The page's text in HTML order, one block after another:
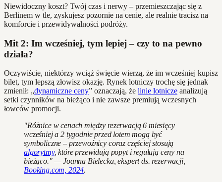
Niewidoczny koszt? Twój czas i nerwy – przemieszczając się z
Berlinem w tle, zyskujesz pozornie na cenie, ale realnie tracisz na
komforcie i przewidywalności podróży.
Mit 2: Im wcześniej, tym lepiej – czy to na pewno
działa?
Oczywiście, niektórzy wciąż święcie wierzą, że im wcześniej kupisz
bilet, tym lepszą złowisz okazję. Rynek lotniczy trochę się jednak
zmienił: „dynamiczne ceny” oznaczają, że linie lotnicze analizują
setki czynników na bieżąco i nie zawsze premiują wczesnych
łowców promocji.
"Różnice w cenach między rezerwacją 6 miesięcy
wcześniej a 2 tygodnie przed lotem mogą być
symboliczne – przewoźnicy coraz częściej stosują
algorytmy, które przewidują popyt i regulują ceny na
bieżąco." — Joanna Bielecka, ekspert ds. rezerwacji,
Booking.com, 2024.